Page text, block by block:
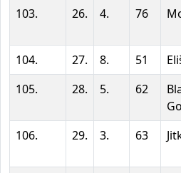
103. 26. 4. 76
104. 27. 8. 51
105.
28. 5. 62
106. 29. 3. 63